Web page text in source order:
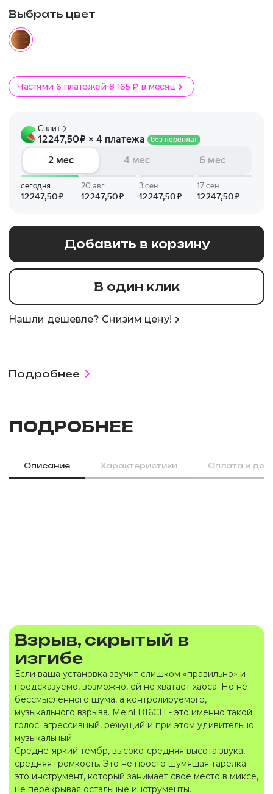
Выбрать цвет
Частями 6 платежей 8 165 ₽ в месяц
Добавить в корзину
В один клик
Нашли дешевле? Снизим цену!
Подробнее
ПОДРОБНЕЕ
Описание Характеристики Оплата и
Взрыв, скрытый в
изгибе
Если ваша установка звучит слишком «правильно» и
предсказуемо, возможно, ей не хватает хаоса. Но не
бессмысленного шума, а контролируемого,
музыкального взрыва. Meinl B16CH - это именно такой
голос: агрессивный, режущий и при этом удивительно
музыкальный.
Средне-яркий тембр, высоко-средняя высота звука,
средняя громкость. Это не просто шумящая тарелка -
это инструмент, который занимает своё место в миксе,
не перекрывая остальные инструменты.